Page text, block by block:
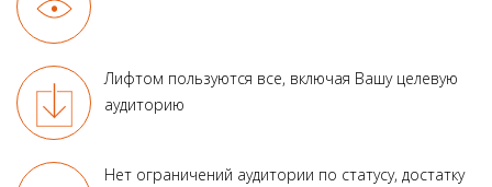
Лифтом пользуются все, включая Вашу целевую
аудиторию
Нет ограничений аудитории по статусу, достатку